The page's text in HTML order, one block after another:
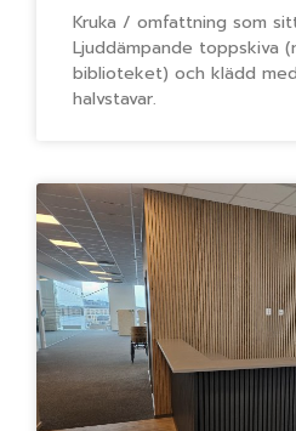
Kruka / omfattning som
Ljuddämpande toppskiva
biblioteket) och klädd
halvstavar.